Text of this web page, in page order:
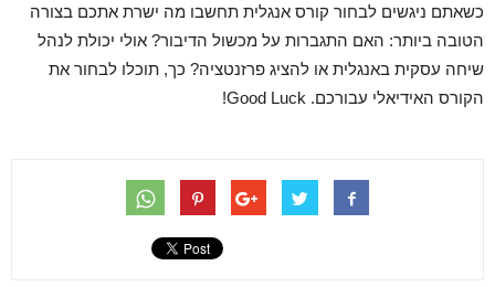
כשאתם ניגשים לבחור קורס אנגלית תחשבו מה ישרת אתכם בצורה
הטובה ביותר: האם התגברות על מכשול הדיבור? אולי יכולת לנהל
שיחה עסקית באנגלית או להציג פרזנטציה? כך, תוכלו לבחור את
הקורס האידיאלי עבורכם. Good Luck!